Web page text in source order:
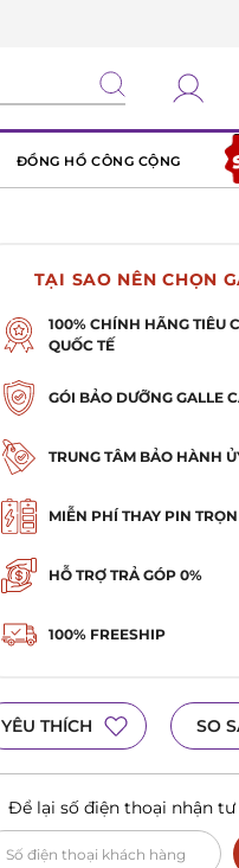
ĐỒNG HỒ CÔNG CỘNG
TẠI SAO NÊN CHỌN
100% CHÍNH HÃNG TIÊU
QUỐC TẾ
GÓI BẢO DƯỠNG GALLE
TRUNG TÂM BẢO HÀNH
MIỄN PHÍ THAY PIN
HỖ TRỢ TRẢ GÓP 0%
100% FREESHIP
YÊU THÍCH SO
Để lại số điện thoại nhận tư